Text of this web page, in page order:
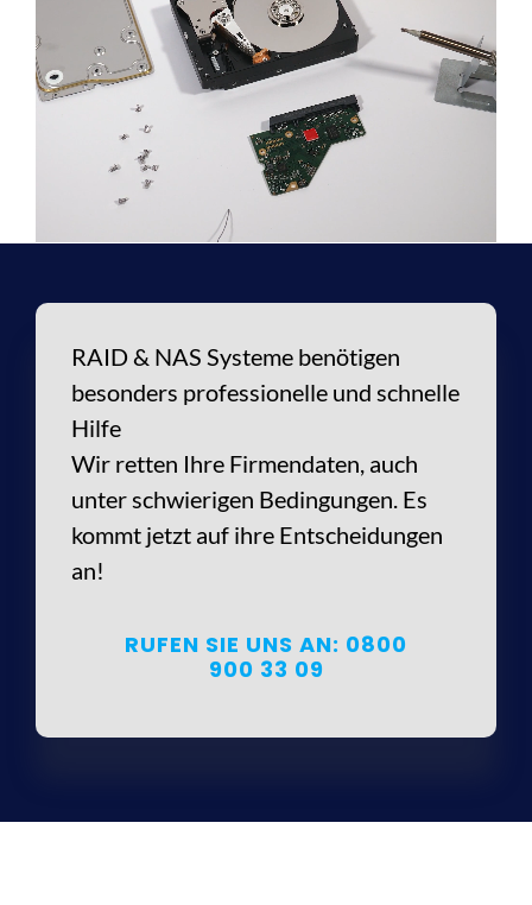
RAID & NAS Systemebenötigen
besonders professionelle und schnelle
Hilfe
Wir retten Ihre Firmendaten, auch
unter schwierigen Bedingungen. Es
kommt jetzt auf ihre Entscheidungen
an!
RUFEN SIE UNS AN: 0800
900 33 09